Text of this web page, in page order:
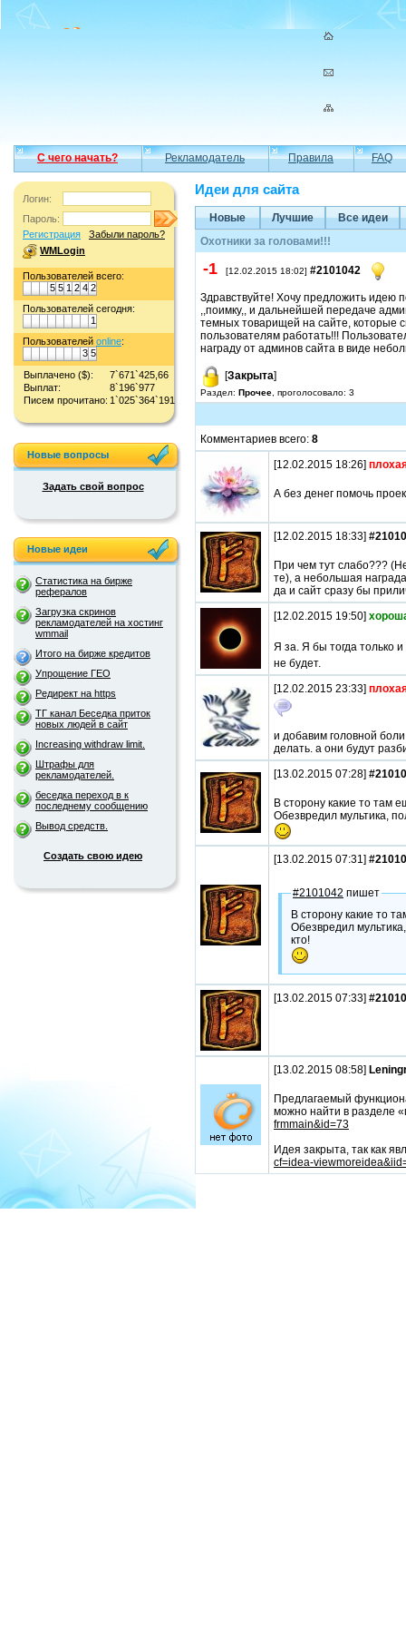
С чего начать? Рекламодатель Правила FAQ
Логин:
Пароль:
Регистрация
Забыли пароль?
WMLogin
Пользователей всего:
5 5 1 2 4 2
Пользователей сегодня:
1
Пользователей online:
3 5
Выплачено ($):
7`671`425,66
Выплат:
8`196`977
Писем прочитано: 1`025`364`191
Новые вопросы
Задать свой вопрос
Новые идеи
Статистика на бирже
рефералов
Загрузка скринов
рекламодателей на хостинг
wmmail
Итого на бирже кредитов
Упрощение ГЕО
Редирект на https
ТГ канал Беседка приток
новых людей в сайт
Increasing withdraw limit.
Штрафы для
рекламодателей.
беседка переход в к
последнему сообщению
Вывод средств.
Создать свою идею
Идеи для сайта
Новые Лучшие
Все идеи
Охотники за головами!!!
-1 [12.02.2015 18:02] #2101042
Здравствуйте! Хочу предложить идею
,,поимку,, и дальнейшей передаче
темных товарищей на сайте, которые
пользователям работать!!!
награду от админов сайта в виде
[Закрыта]
Раздел: Прочее , проголосовало: 3
Комментариев всего: 8
[12.02.2015 18:26]
А без денег помочь
[12.02.2015 18:33]
При чем тут слабо???
те), а небольшая
да и сайт сразу бы
[12.02.2015 19:50]
Я за. Я бы тогда только
не будет.
[12.02.2015 23:33]
и добавим головной
делать. а они будут
[13.02.2015 07:28]
В сторону какие то там
Обезвредил мультика,
[13.02.2015 07:31]
#2101042 пишет
В сторону какие то
Обезвредил
кто!
[13.02.2015 07:33]
[13.02.2015 08:58]
Предлагаемый
можно найти в разделе
frmmain&id=73
Идея закрыта, так как
cf=idea-